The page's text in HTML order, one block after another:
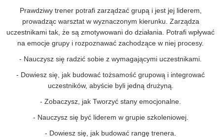
Prawdziwy trener potrafi zarządzać grupą i jest jej liderem,
prowadząc warsztat w wyznaczonym kierunku. Zarządza
uczestnikami tak, że są zmotywowani do działania. Potrafi wpływać
na emocje grupy i rozpoznawać zachodzące w niej procesy.
- Nauczysz się radzić sobie z wymagającymi uczestnikami.
- Dowiesz się, jak budować tożsamość grupową i integrować
uczestników, abyście byli jedną drużyną.
- Zobaczysz, jak Tworzyć stany emocjonalne.
- Nauczysz się być liderem w grupie szkoleniowej.
- Dowiesz się, jak budować rangę trenera.